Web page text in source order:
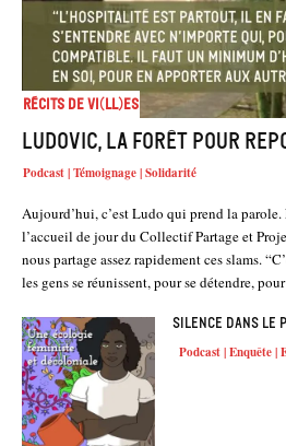
Récits de Vi(ll)es
Ludovic, la forêt pour
Podcast | Témoignage | Solidarité
Aujourd’hui, c’est Ludo qui prend la
l’accueil de jour du Collectif Partage et
nous partage assez rapidement ces slams.
les gens se réunissent, pour se détendre,
Silence dans le
Podcast | Enquête |